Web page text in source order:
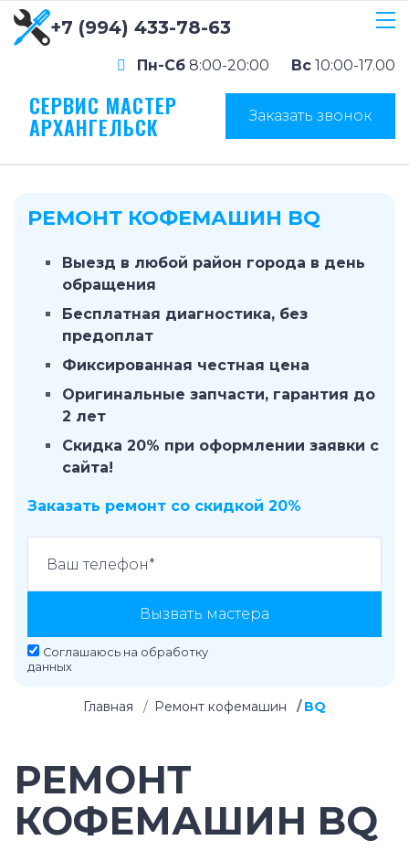
+7 (994) 433-78-63
Пн-Сб 8:00-20:00 Вс 10:00-17.00
СЕРВИС МАСТЕР
АРХАНГЕЛЬСК Заказать звонок
РЕМОНТ КОФЕМАШИН BQ
Выезд в любой район города в день
обращения
Бесплатная диагностика, без
предоплат
Фиксированная честная цена
Оригинальные запчасти, гарантия до
2 лет
Скидка 20% при оформлении заявки с
сайта!
Заказать ремонт со скидкой 20%
Вызвать мастера
Соглашаюсь на обработку
данных
Главная Ремонт кофемашин BQ
РЕМОНТ
КОФЕМАШИН BQ